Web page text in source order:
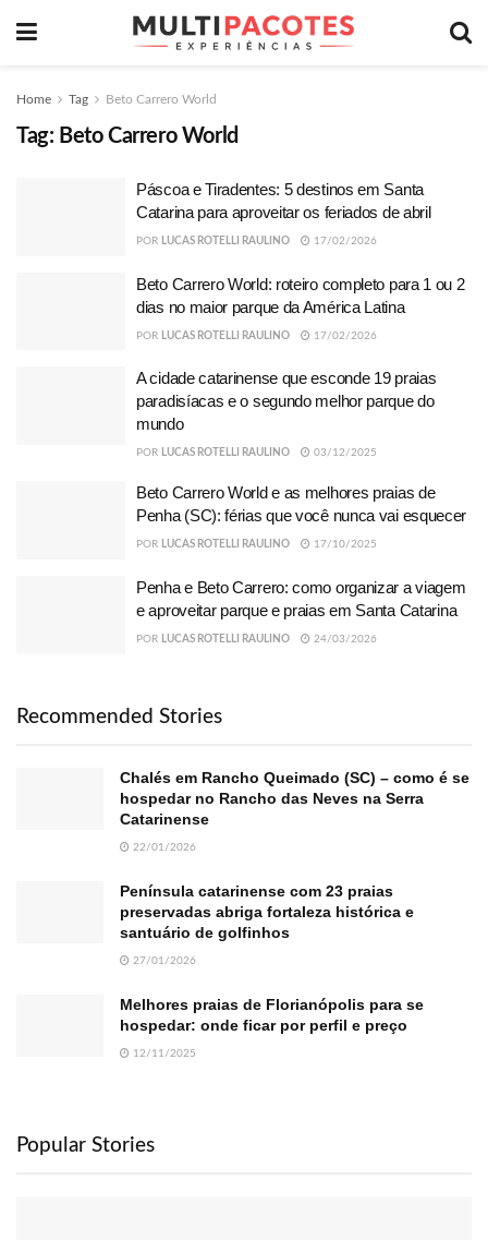
Home Tag Beto Carrero World
Tag: Beto Carrero World
Páscoa e Tiradentes: 5 destinos em Santa
Catarina para aproveitar os feriados de abril
POR LUCAS ROTELLI RAULINO 17/02/2026
Beto Carrero World: roteiro completo para 1 ou 2
dias no maior parque da América Latina
POR LUCAS ROTELLI RAULINO 17/02/2026
A cidade catarinense que esconde 19 praias
paradisíacas e o segundo melhor parque do
mundo
POR LUCAS ROTELLI RAULINO 03/12/2025
Beto Carrero World e as melhores praias de
Penha (SC): férias que você nunca vai esquecer
POR LUCAS ROTELLI RAULINO 17/10/2025
Penha e Beto Carrero: como organizar a viagem
e aproveitar parque e praias em Santa Catarina
POR LUCAS ROTELLI RAULINO 24/03/2026
Recommended Stories
Chalés em Rancho Queimado (SC) – como é se
hospedar no Rancho das Neves na Serra
Catarinense
22/01/2026
Península catarinense com 23 praias
preservadas abriga fortaleza histórica e
santuário de golfinhos
27/01/2026
Melhores praias de Florianópolis para se
hospedar: onde ficar por perfil e preço
12/11/2025
Popular Stories